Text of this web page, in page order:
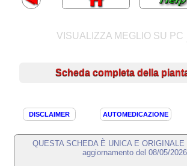
VISUALIZZA MEGLIO SU PC
Scheda completa della
DISCLAIMER AUTOMEDICAZIONE
QUESTA SCHEDA È UNICA E
aggiornamento del 08/05/2026